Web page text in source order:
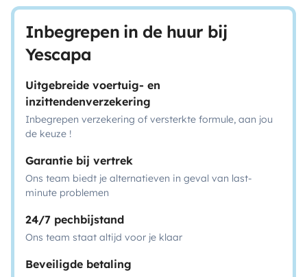
Inbegrepen in de huur bij
Yescapa
Uitgebreide voertuig- en
inzittendenverzekering
Inbegrepen verzekering of versterkte formule, aan jou
de keuze !
Garantie bij vertrek
Ons team biedt je alternatieven in geval van last-
minute problemen
24/7 pechbijstand
Ons team staat altijd voor je klaar
Beveiligde betaling